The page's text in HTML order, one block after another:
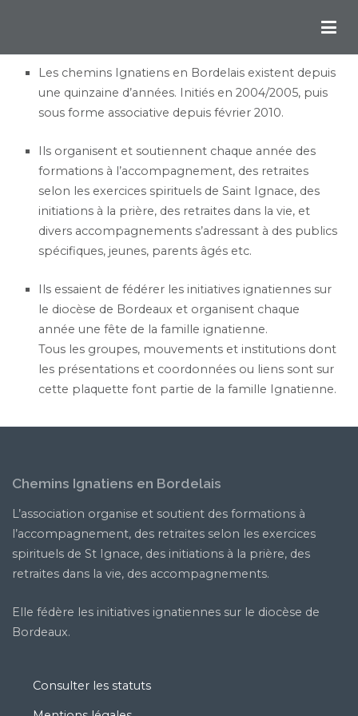
Les chemins Ignatiens en Bordelais existent depuis
une quinzaine d’années. Initiés en 2004/2005, puis
sous forme associative depuis février 2010.
Ils organisent et soutiennent chaque année des
formations à l’accompagnement, des retraites
selon les exercices spirituels de Saint Ignace, des
initiations à la prière, des retraites dans la vie, et
divers accompagnements s’adressant à des publics
spécifiques, jeunes, parents âgés etc.
Ils essaient de fédérer les initiatives ignatiennes sur
le diocèse de Bordeaux et organisent chaque
année une fête de la famille ignatienne.
Tous les groupes, mouvements et institutions dont
les présentations et coordonnées ou liens sont sur
cette plaquette font partie de la famille Ignatienne.
Chemins Ignatiens en Bordelais
L’association organise et soutient des formations à
l’accompagnement, des retraites selon les exercices
spirituels de St Ignace, des initiations à la prière, des
retraites dans la vie, des accompagnements.
Elle fédère les initiatives ignatiennes sur le diocèse de
Bordeaux.
Consulter les statuts